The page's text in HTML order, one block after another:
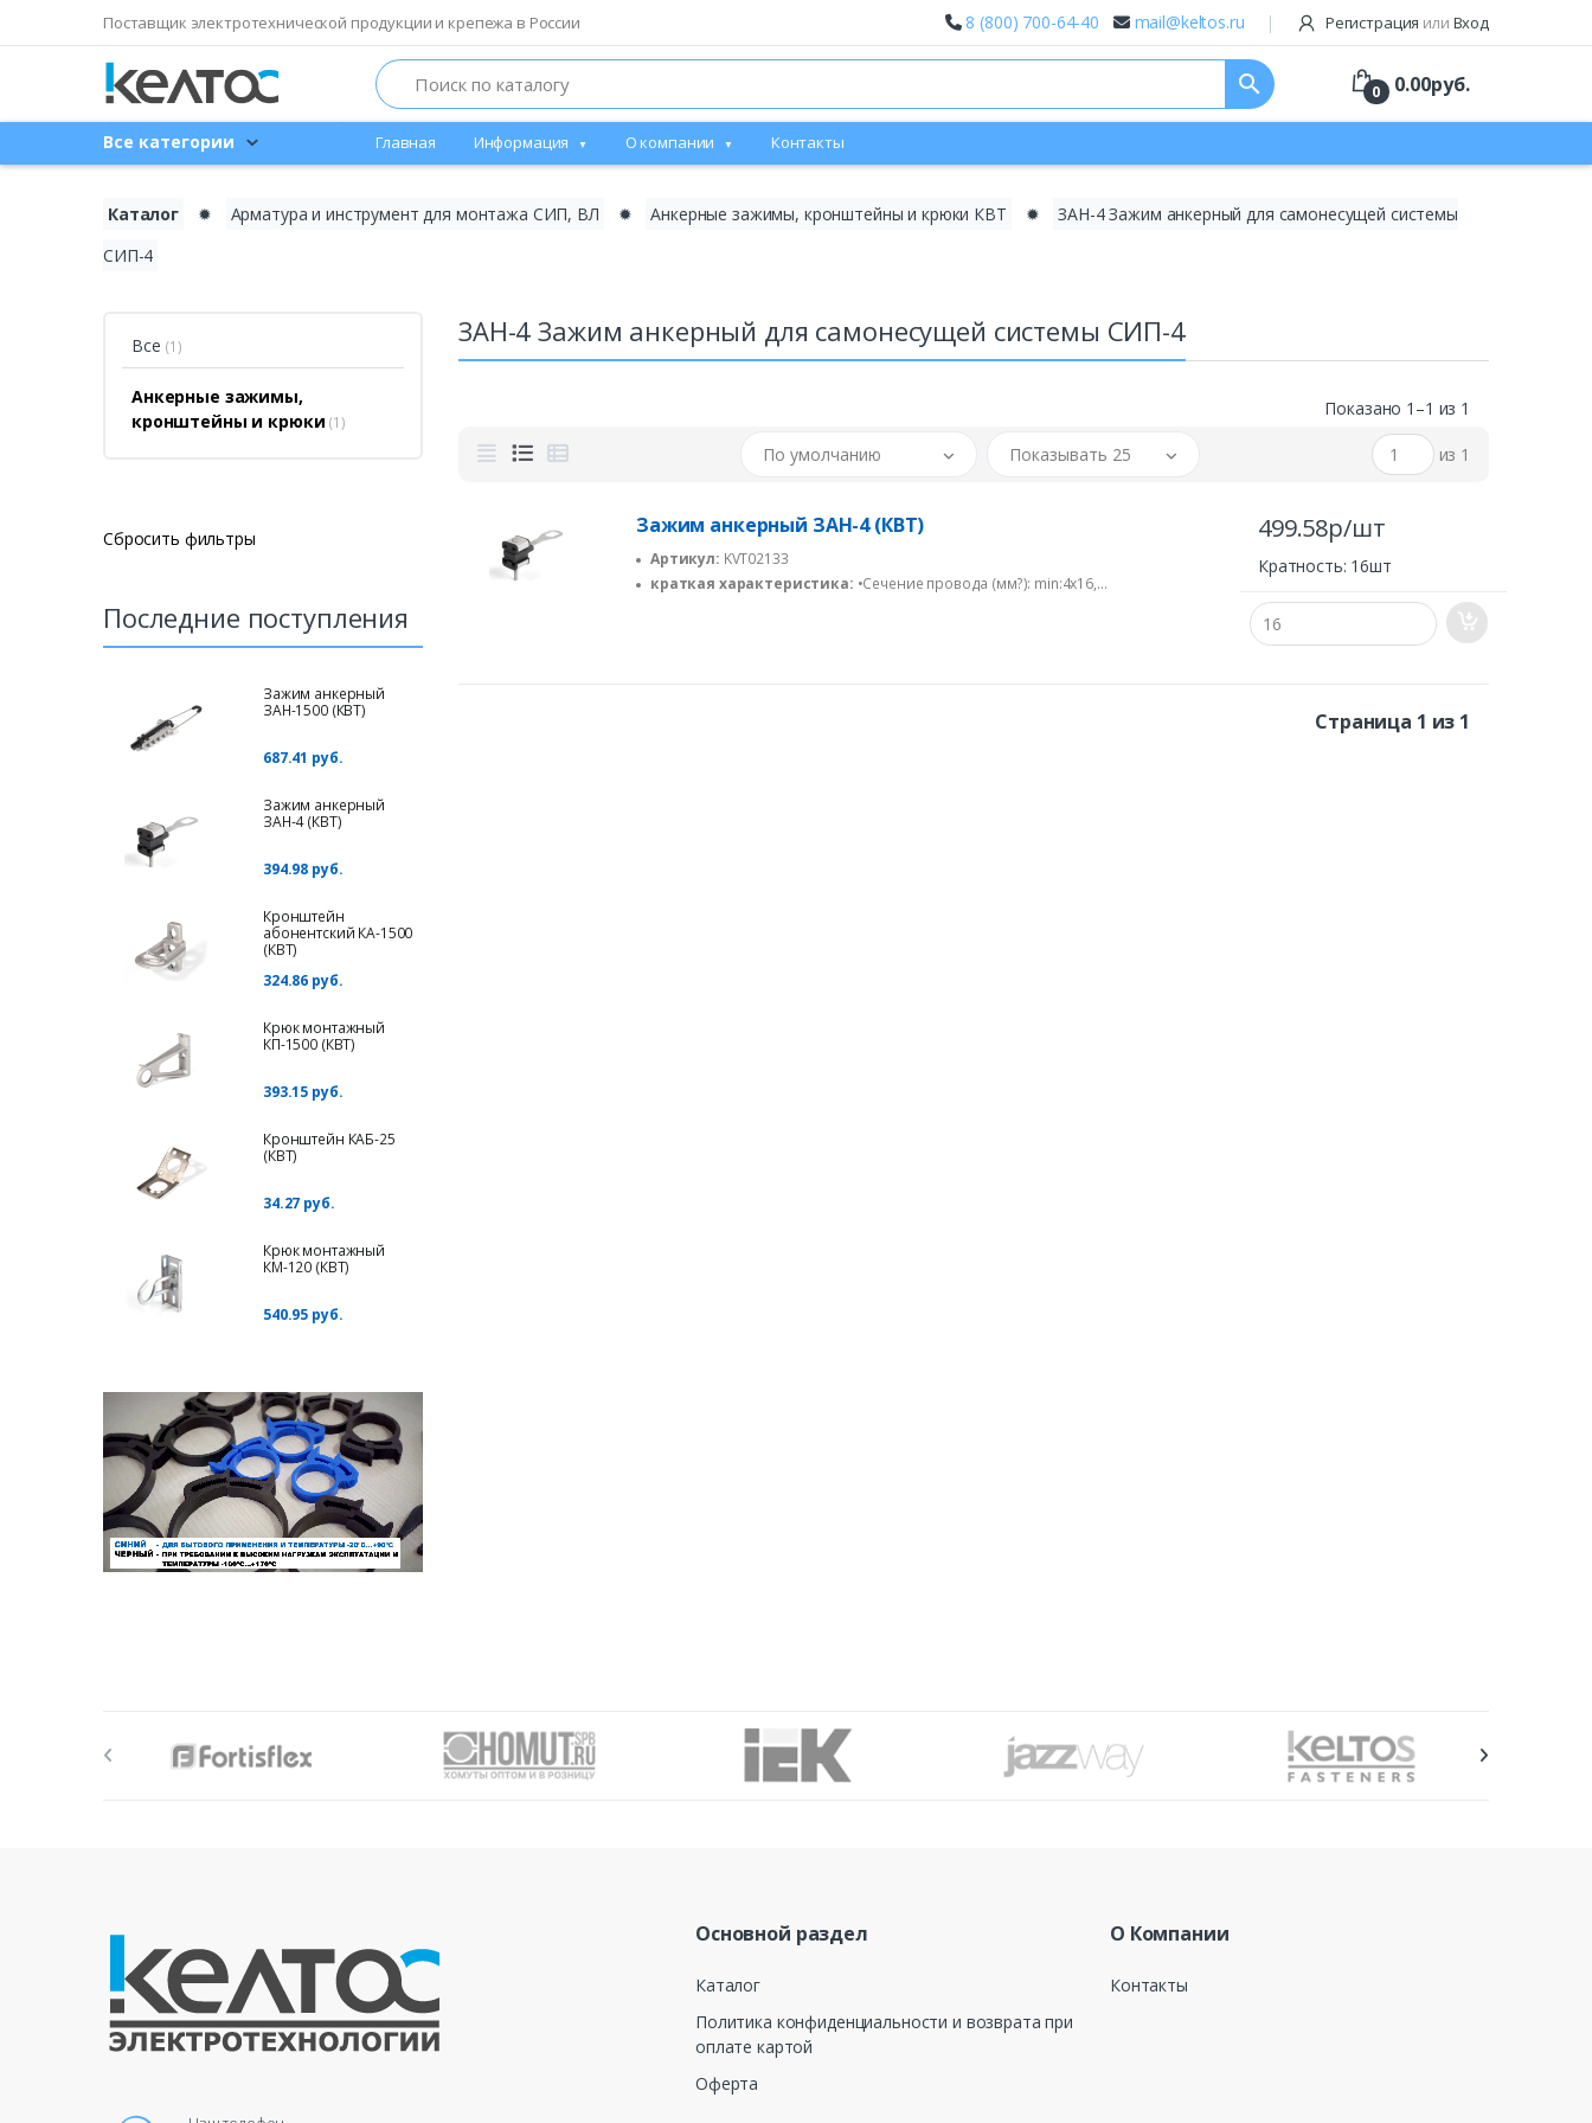
Поставщик электротехнической продукции и крепежа в России 8 (800) 700-64-40 mail@keltos.ru Регистрация или Вход
Search search 0 0.00руб.
Все категории Главная Информация О компании Контакты
Каталог ✹ Арматура и инструмент для монтажа СИП, ВЛ ✹ Анкерные зажимы, кронштейны и крюки КВТ ✹
ЗАН-4 Зажим анкерный для самонесущей системы
СИП-4
Все (1)
Анкерные зажимы,
кронштейны и крюки (1)
Сбросить фильтры
Последние поступления
Зажим анкерный
ЗАН-1500 (КВТ)
687.41 руб.
Зажим анкерный
ЗАН-4 (КВТ)
394.98 руб.
Кронштейн
абонентский КА-1500
(КВТ)
324.86 руб.
Крюк монтажный
КП-1500 (КВТ)
393.15 руб.
Кронштейн КАБ-25
(КВТ)
34.27 руб.
Крюк монтажный
КМ-120 (КВТ)
540.95 руб.
ЗАН-4 Зажим анкерный для самонесущей системы СИП-4
Показано 1–1 из 1
По умолчанию Показывать 25 из 1
Зажим анкерный ЗАН-4 (КВТ)
Артикул: KVT02133
краткая характеристика: •Сечение провода (мм?): min:4x16,
499.58р/шт
Кратность: 16шт
Страница 1 из 1
Основной раздел
Каталог
Политика конфиденциальности и возврата при
оплате картой
Оферта
О Компании
Контакты